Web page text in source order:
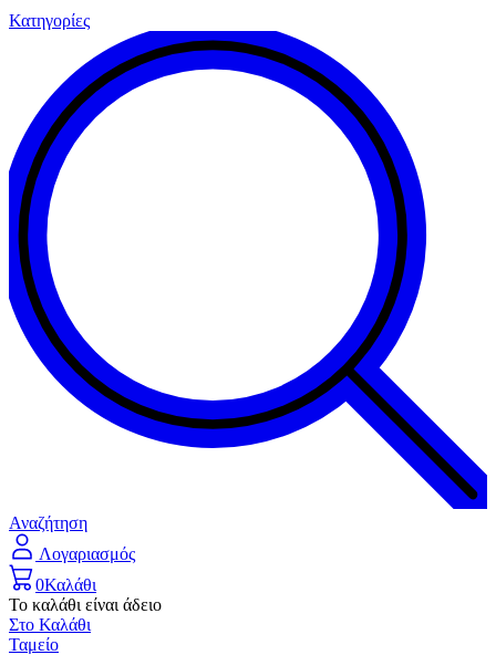
Κατηγορίες
Αναζήτηση
Λογαριασμός
0Καλάθι
Το καλάθι είναι άδειο
Στο Καλάθι
Ταμείο